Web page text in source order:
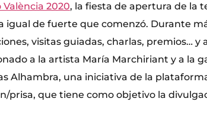
2020, la fiesta de apertura de la
igual de fuerte que comenzó. Durante
visitas guiadas, charlas, premios… y
a la artista María Marchiriant y a la
Alhambra, una iniciativa de la
prisa, que tiene como objetivo la